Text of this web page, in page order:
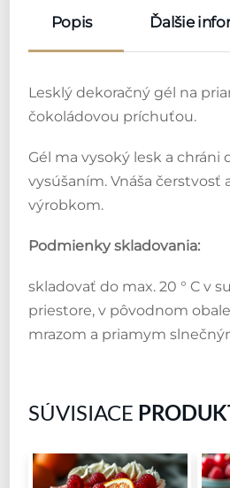
Popis Ďalšie
Lesklý dekoračný gél na
čokoládovou príchuťou.
Gél ma vysoký lesk a chráni
vysúšaním. Vnáša čerstvosť
výrobkom.
Podmienky skladovania:
skladovať do max. 20 ° C v
priestore, v pôvodnom
mrazom a priamym
SÚVISIACE